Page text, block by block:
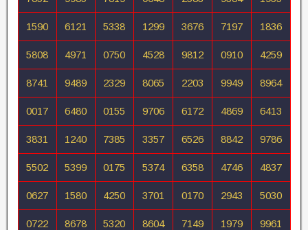
1590 6121 5338 1299 3676 7197 1836
5808 4971 0750 4528 9812 0910 4259
8741 9489 2329 8065 2203 9949 8964
0017 6480 0155 9706 6172 4869 6413
3831 1240 7385 3357 6526 8842 9786
5502 5399 0175 5374 6358 4746 4837
0627 1580 4250 3701 0170 2943 5030
0722 8678 5320 8604 7149 1979 9961